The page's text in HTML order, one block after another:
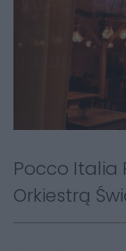
Pocco Italia
Orkiestrą